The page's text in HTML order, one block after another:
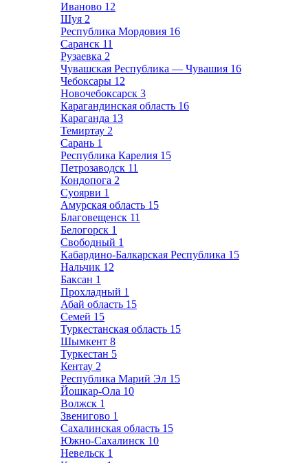
Иваново 12
Шуя 2
Республика Мордовия 16
Саранск 11
Рузаевка 2
Чувашская Республика — Чувашия 16
Чебоксары 12
Новочебоксарск 3
Карагандинская область 16
Караганда 13
Темиртау 2
Сарань 1
Республика Карелия 15
Петрозаводск 11
Кондопога 2
Суоярви 1
Амурская область 15
Благовещенск 11
Белогорск 1
Свободный 1
Кабардино-Балкарская Республика 15
Нальчик 12
Баксан 1
Прохладный 1
Абай область 15
Семей 15
Туркестанская область 15
Шымкент 8
Туркестан 5
Кентау 2
Республика Марий Эл 15
Йошкар-Ола 10
Волжск 1
Звенигово 1
Сахалинская область 15
Южно-Сахалинск 10
Невельск 1